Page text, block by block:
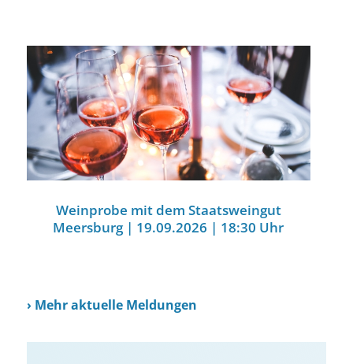
Weinprobe mit dem Staatsweingut
Meersburg | 19.09.2026 | 18:30 Uhr
› Mehr aktuelle Meldungen